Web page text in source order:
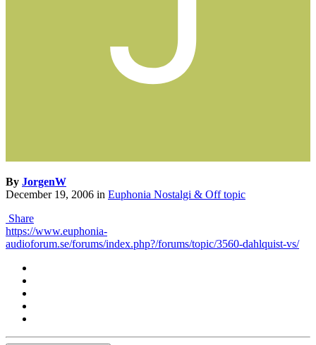
By JorgenW
December 19, 2006 in Euphonia Nostalgi & Off topic
Share
https://www.euphonia-
audioforum.se/forums/index.php?/forums/topic/3560-dahlquist-vs/